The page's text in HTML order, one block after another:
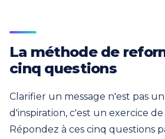
La méthode de
cinq questions
Clarifier un message n'est pas
d'inspiration, c'est un exercice
Répondez à ces cinq questions